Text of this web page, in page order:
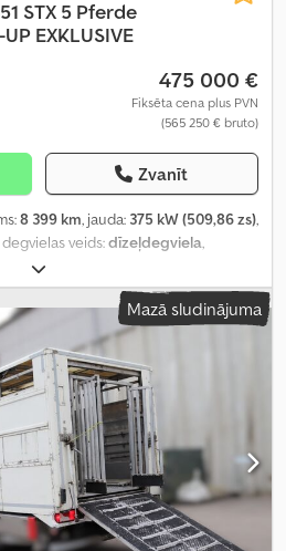
STX 5 Pferde
EXKLUSIVE
475 000 €
Fiksēta cena plus PVN
(565 250 € bruto)
Zvanīt
8 399 km, jauda: 375 kW (509,86 zs),
, degvielas veids:dīzeļdegviela
konfigurācija:
veids:automātisks, emisijas
gaisa kondicionēšana,
sildītājs
Mazā sludinājuma